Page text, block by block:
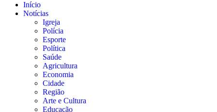
Início
Notícias
Igreja
Polícia
Esporte
Política
Saúde
Agricultura
Economia
Cidade
Região
Arte e Cultura
Educação